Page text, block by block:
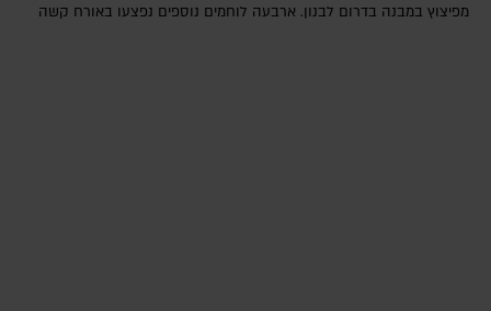
מפיצוץ במבנה בדרום לבנון. ארבעה לוחמים נוספים נפצעו באורח קשה